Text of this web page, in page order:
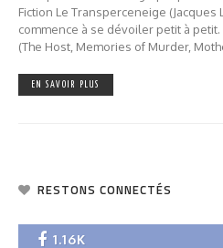
Fiction Le Transperceneige (Jacques
commence à se dévoiler petit à
(The Host, Memories of Murder,
EN SAVOIR PLUS
RESTONS CONNECTÉS
1.16K